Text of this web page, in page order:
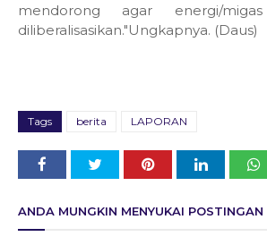
mendorong agar energi/
diliberalisasikan."Ungkapnya. (Daus)
Tags berita LAPORAN
ANDA MUNGKIN MENYUKAI POSTINGAN